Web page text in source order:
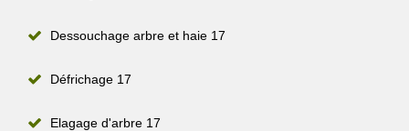
Dessouchage arbre et haie 17
Défrichage 17
Elagage d'arbre 17